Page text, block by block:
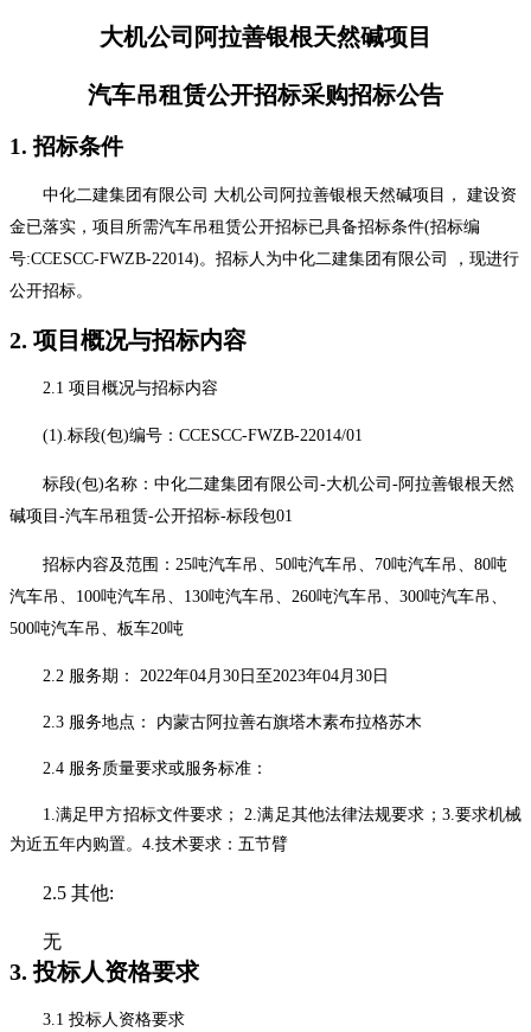
大机公司阿拉善银根天然碱项目
汽车吊租赁公开招标采购招标公告
1. 招标条件
中化二建集团有限公司 大机公司阿拉善银根天然碱项目， 建设资
金已落实，项目所需汽车吊租赁公开招标已具备招标条件(招标编
号:CCESCC-FWZB-22014)。招标人为中化二建集团有限公司 ，现进行
公开招标。
2. 项目概况与招标内容
2.1 项目概况与招标内容
(1).标段(包)编号：CCESCC-FWZB-22014/01
标段(包)名称：中化二建集团有限公司-大机公司-阿拉善银根天然
碱项目-汽车吊租赁-公开招标-标段包01
招标内容及范围：25吨汽车吊、50吨汽车吊、70吨汽车吊、80吨
汽车吊、100吨汽车吊、130吨汽车吊、260吨汽车吊、300吨汽车吊、
500吨汽车吊、板车20吨
2.2 服务期： 2022年04月30日至2023年04月30日
2.3 服务地点： 内蒙古阿拉善右旗塔木素布拉格苏木
2.4 服务质量要求或服务标准：
1.满足甲方招标文件要求； 2.满足其他法律法规要求；3.要求机械
为近五年内购置。4.技术要求：五节臂
2.5 其他:
无
3. 投标人资格要求
3.1 投标人资格要求